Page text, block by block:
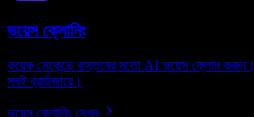
ভয়েস ক্লোনিং
কয়েক সেকেন্ডে বাস্তবের মতো AI ভয়েস ক্লোন
সবই ব্রাউজারে।
ভয়েস ক্লোনিং দেখুন